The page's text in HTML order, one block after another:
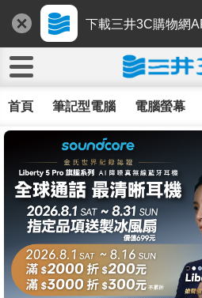
下載三井3C購物網
首頁 筆記型電腦 電腦螢幕